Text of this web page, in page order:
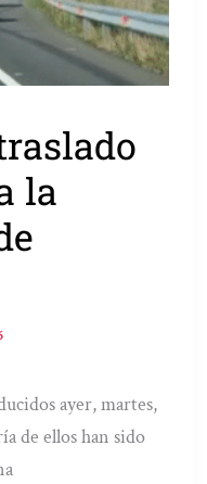
la
ayer, martes,
de ellos han sido